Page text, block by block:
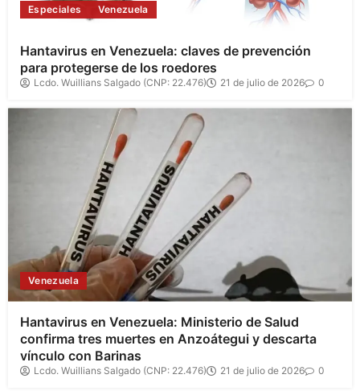
Especiales Venezuela
Hantavirus en Venezuela: claves de prevención
para protegerse de los roedores
Lcdo. Wuillians Salgado (CNP: 22.476) 21 de julio de 2026 0
Venezuela
Hantavirus en Venezuela: Ministerio de Salud
confirma tres muertes en Anzoátegui y descarta
vínculo con Barinas
Lcdo. Wuillians Salgado (CNP: 22.476) 21 de julio de 2026 0